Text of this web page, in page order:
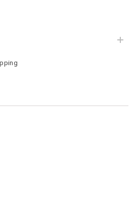
も喜んでました。ありがとうござ